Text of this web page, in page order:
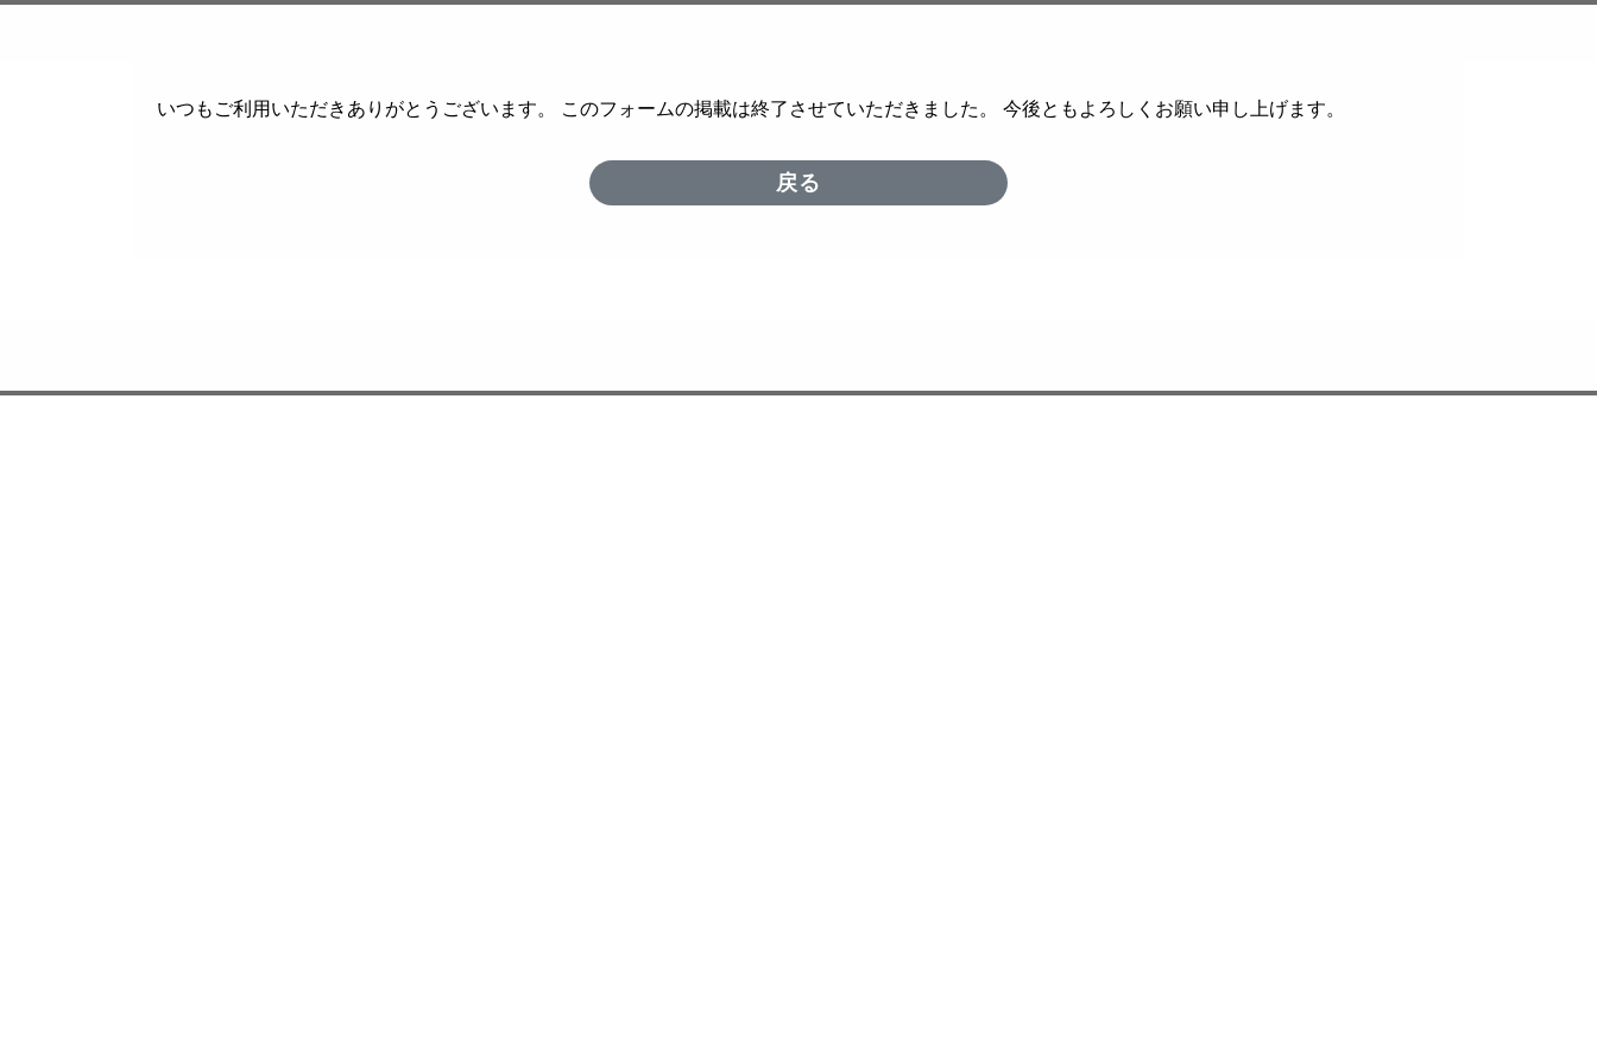
いつもご利用いただきありがとうございます。 このフォームの掲載は終了させていただきました。 今後ともよろしくお願い申し上げます。
戻る